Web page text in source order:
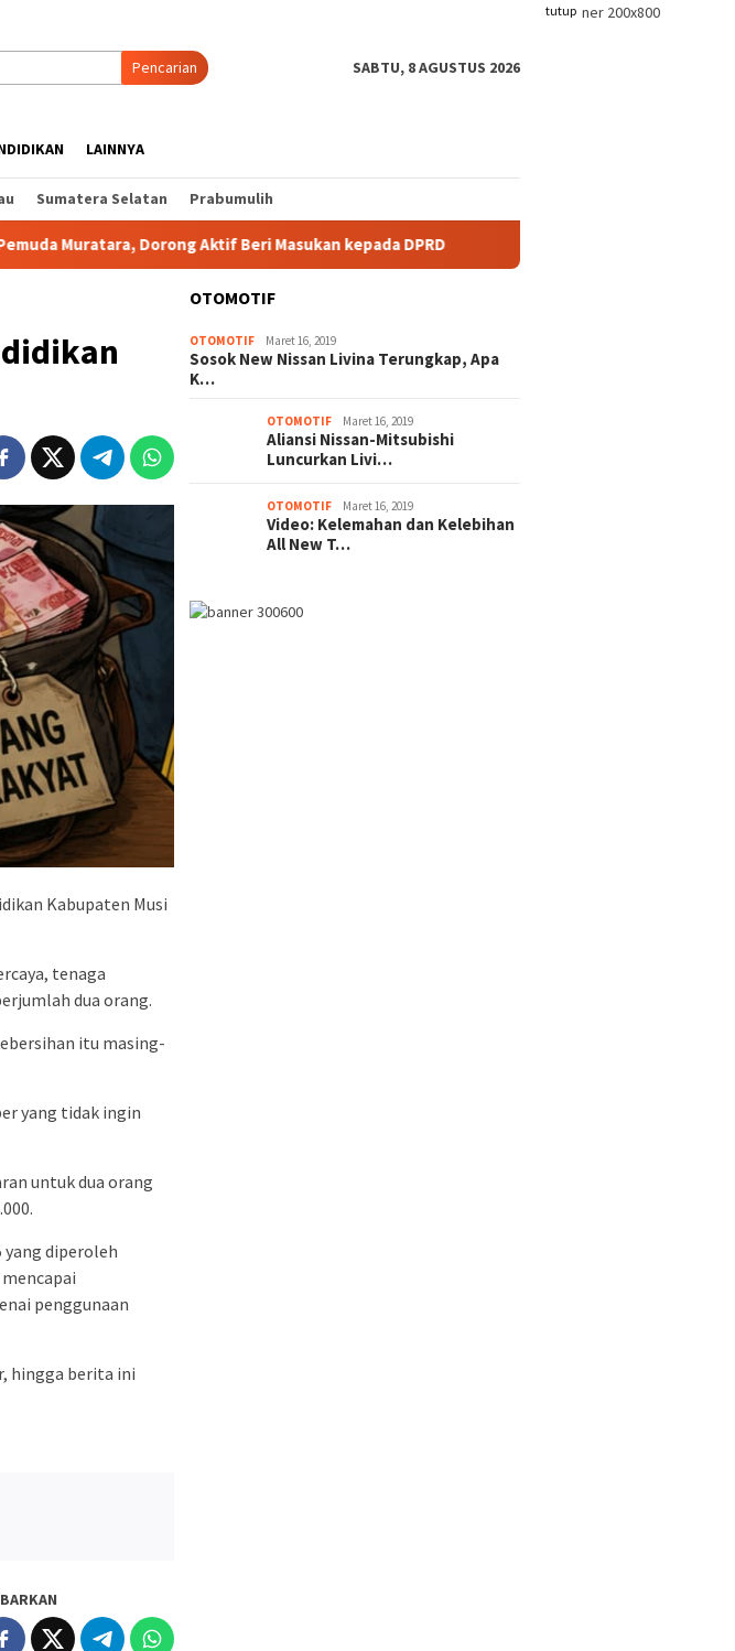
tutup
Pencarian SABTU, 8 AGUSTUS 2026
LAINNYA
Sumatera Selatan Prabumulih
Dorong Aktif Beri Masukan kepada DPRD APSB Minta Aparat Tindak Tegas
Kabupaten Musi
tenaga
dua orang.
itu masing-
yang tidak ingin
untuk dua orang
yang diperoleh
penggunaan
hingga berita ini
OTOMOTIF
OTOMOTIF Maret 16, 2019
Sosok New Nissan Livina Terungkap, Apa
K…
OTOMOTIF Maret 16, 2019
Aliansi Nissan-Mitsubishi
Luncurkan Livi…
OTOMOTIF Maret 16, 2019
Video: Kelemahan dan Kelebihan
All New T…